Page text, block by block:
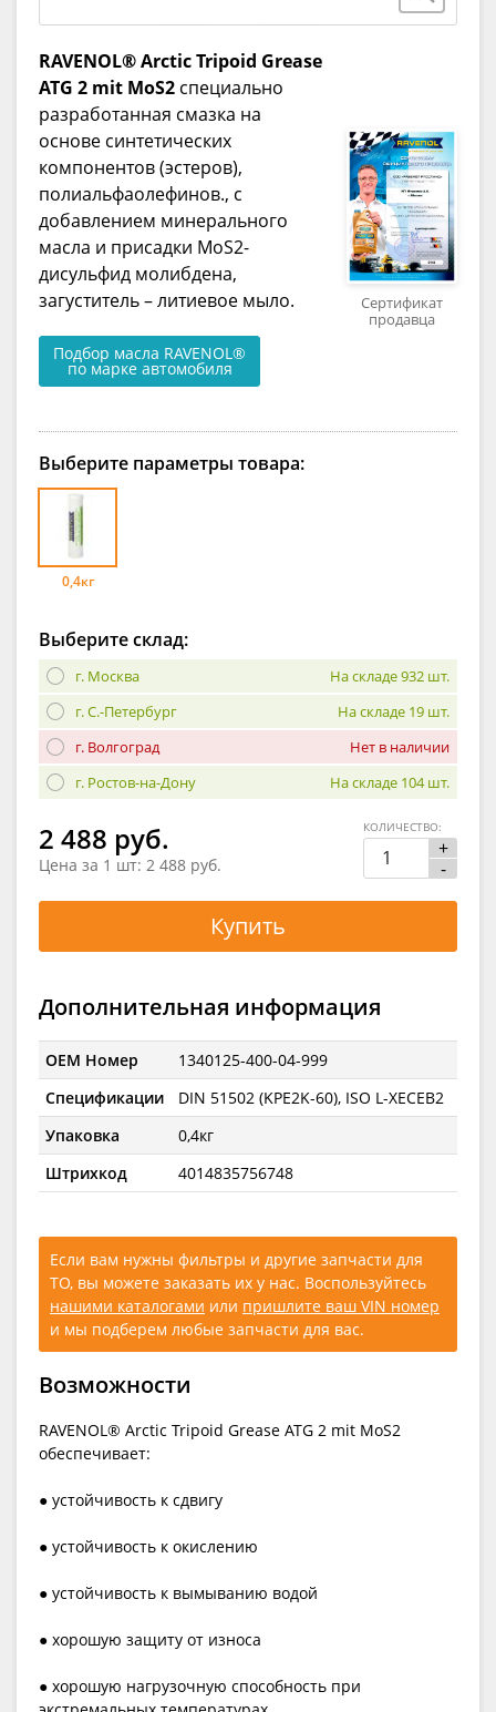
RAVENOL® Arctic Tripoid Grease
ATG 2 mit MoS2 специально
разработанная смазка на
основе синтетических
компонентов (эстеров),
полиальфаолефинов., с
добавлением минерального
масла и присадки MoS2-
дисульфид молибдена,
загуститель – литиевое мыло.
Подбор масла RAVENOL®
по марке автомобиля
Сертификат
продавца
Выберите параметры товара:
0,4кг
Выберите склад:
г. Москва
На складе 932 шт.
г. С.-Петербург
На складе 19 шт.
г. Волгоград
Нет в наличии
г. Ростов-на-Дону
На складе 104 шт.
2 488 руб.
Цена за 1 шт: 2 488 руб.
+
-
КОЛИЧЕСТВО:
Купить
Дополнительная информация
OEM Номер
1340125-400-04-999
Спецификации
DIN 51502 (KPE2K-60), ISO L-XECEB2
Упаковка
0,4кг
Штрихкод
4014835756748
Если вам нужны фильтры и другие запчасти для
ТО, вы можете заказать их у нас. Воспользуйтесь
нашими каталогами или пришлите ваш VIN номер
и мы подберем любые запчасти для вас.
Возможности
RAVENOL® Arctic Tripoid Grease ATG 2 mit MoS2
обеспечивает:
● устойчивость к сдвигу
● устойчивость к окислению
● устойчивость к вымыванию водой
● хорошую защиту от износа
● хорошую нагрузочную способность при